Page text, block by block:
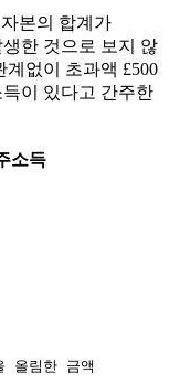
자본의 합계가
한 것으로 보지 않
계없이 초과액 £500
이 있다고 간주한
소득
올림한 금액